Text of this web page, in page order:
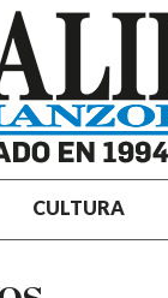
CULTURA